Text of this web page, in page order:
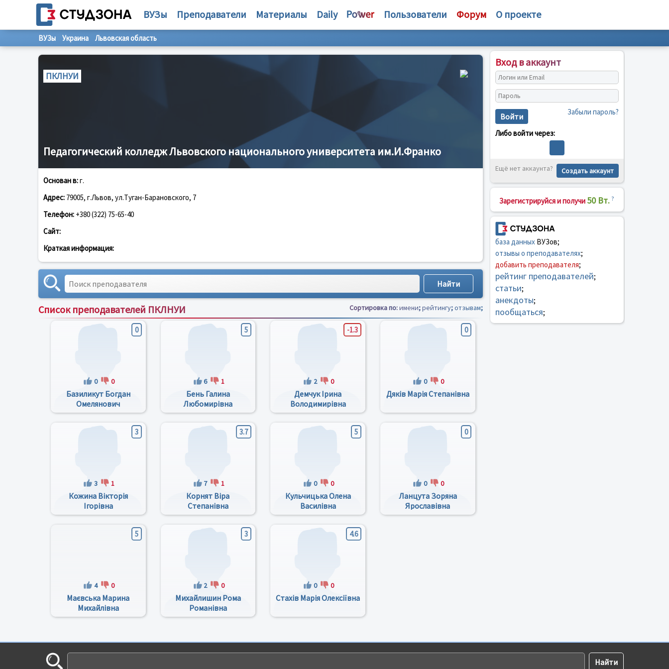
ВУЗы Преподаватели Материалы Daily Пользователи Форум О проекте
ВУЗы Украина Львовская область
ПКЛНУИ
Педагогический колледж Львовского национального университета им.И.Франко
Основан в:г.
Адрес: 79005, г.Львов, ул.Туган-Барановского, 7
Телефон: +380 (322) 75-65-40
Сайт:
Краткая информация:
Список преподавателей ПКЛНУИ Сортировка по:имени;рейтингу;отзывам;
0
0 0
Базиликут Богдан
Омелянович
5
6 1
Бень Галина
Любомирівна
-1.3
2 0
Демчук Ірина
Володимирівна
0
0 0
Дяків Марія Степанівна
3
3 1
Кожина Вікторія
Ігорівна
3.7
7 1
Корнят Віра
Степанівна
5
0 0
Кульчицька Олена
Василівна
0
0 0
Ланцута Зоряна
Ярославівна
5
4 0
Маєвська Марина
Михайлівна
3
2 0
Михайлишин Рома
Романівна
4.6
0 0
Стахів Марія Олексіївна
Вход в аккаунт
Войти Забыли пароль?
Либо войти через:
Ещё нет аккаунта? Создать аккаунт
Зарегистрируйся и получи 50 Вт. ?
база данныхВУЗов;
отзывы о преподавателях;
добавить преподавателя;
рейтинг преподавателей;
статьи;
анекдоты;
пообщаться;